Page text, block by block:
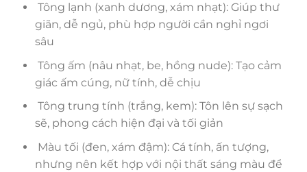
Tông lạnh (xanh dương, xám nhạt): Giúp thư
giãn, dễ ngủ, phù hợp người cần nghỉ ngơi
sâu
Tông ấm (nâu nhạt, be, hồng nude): Tạo cảm
giác ấm cúng, nữ tính, dễ chịu
Tông trung tính (trắng, kem): Tôn lên sự sạch
sẽ, phong cách hiện đại và tối giản
Màu tối (đen, xám đậm): Cá tính, ấn tượng,
nhưng nên kết hợp với nội thất sáng màu để